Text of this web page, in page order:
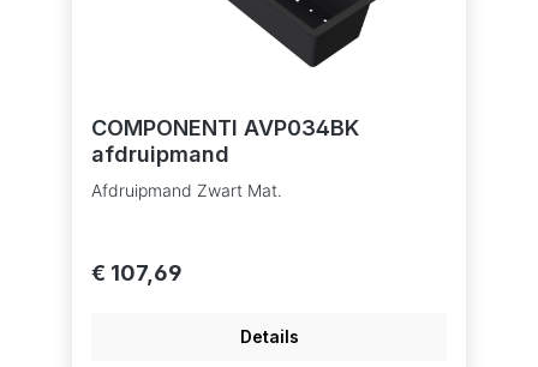
COMPONENTI AVP034BK
afdruipmand
Afdruipmand Zwart Mat.
€ 107,69
Details